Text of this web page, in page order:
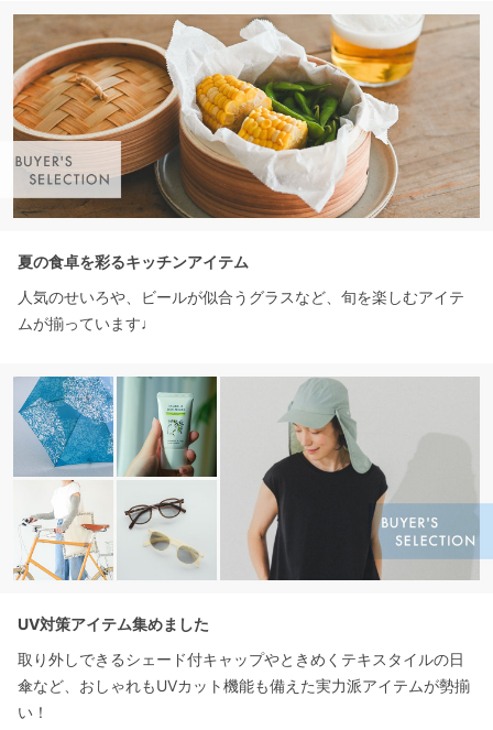
夏の食卓を彩るキッチンアイテム
人気のせいろや、ビールが似合うグラスなど、旬を楽しむアイテ
ムが揃っています♩
UV対策アイテム集めました
取り外しできるシェード付キャップやときめくテキスタイルの日
傘など、おしゃれもUVカット機能も備えた実力派アイテムが勢揃
い！